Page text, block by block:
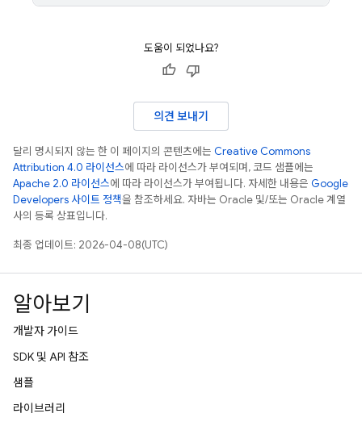
도움이 되었나요?
의견 보내기
달리 명시되지 않는 한 이 페이지의 콘텐츠에는 Creative Commons
Attribution 4.0 라이선스에 따라 라이선스가 부여되며, 코드 샘플에는
Apache 2.0 라이선스에 따라 라이선스가 부여됩니다. 자세한 내용은 Google
Developers 사이트 정책을 참조하세요. 자바는 Oracle 및/또는 Oracle 계열
사의 등록 상표입니다.
최종 업데이트: 2026-04-08(UTC)
알아보기
개발자 가이드
SDK 및 API 참조
샘플
라이브러리